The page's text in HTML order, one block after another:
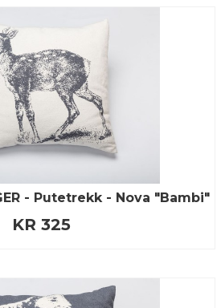
- Putetrekk - Nova "Bambi"
KR 325